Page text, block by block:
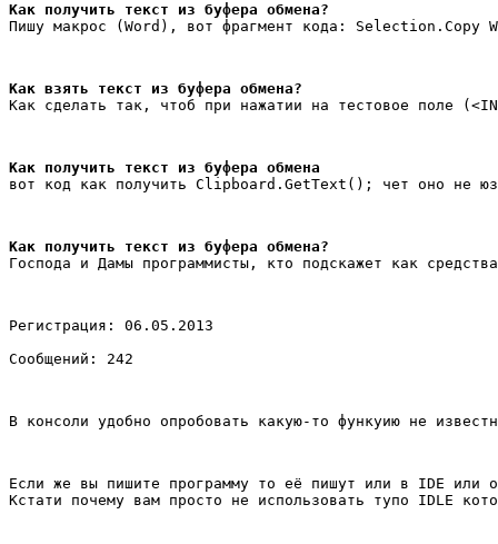
Как получить текст из буфера обмена?
Пишу макрос (Word), вот фрагмент кода: Selection.Copy
Как взять текст из буфера обмена?
Как сделать так, чтоб при нажатии на тестовое поле
Как получить текст из буфера обмена
вот код как получить Clipboard.GetText(); чет оно не
Как получить текст из буфера обмена?
Господа и Дамы программисты, кто подскажет как
Регистрация: 06.05.2013
Сообщений: 242
В консоли удобно опробовать какую-то функуию не
Если же вы пишите программу то её пишут или в IDE или
Кстати почему вам просто не использовать тупо IDLE